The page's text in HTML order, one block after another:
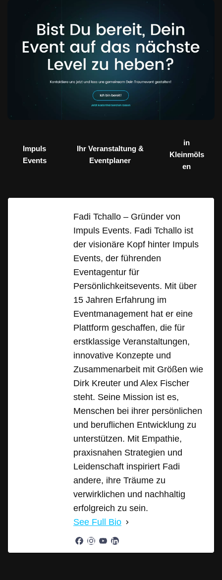
Impuls
Events
Ihr Veranstaltung &
Eventplaner
in
Kleinmöls
en
Fadi Tchallo – Gründer von
Impuls Events. Fadi Tchallo ist
der visionäre Kopf hinter Impuls
Events, der führenden
Eventagentur für
Persönlichkeitsevents. Mit über
15 Jahren Erfahrung im
Eventmanagement hat er eine
Plattform geschaffen, die für
erstklassige Veranstaltungen,
innovative Konzepte und
Zusammenarbeit mit Größen wie
Dirk Kreuter und Alex Fischer
steht. Seine Mission ist es,
Menschen bei ihrer persönlichen
und beruflichen Entwicklung zu
unterstützen. Mit Empathie,
praxisnahen Strategien und
Leidenschaft inspiriert Fadi
andere, ihre Träume zu
verwirklichen und nachhaltig
erfolgreich zu sein.
See Full Bio